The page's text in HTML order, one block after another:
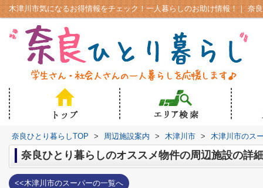
奈良ひとり暮らしTOP > 周辺施設案内 > 木津川市 > 木津川市のス
奈良ひとり暮らしのオススメ物件の周辺施設の詳
<<木津川市のスーパーの一覧へ